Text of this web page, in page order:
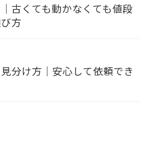
古くても動かなくても値段
方
分け方｜安心して依頼でき